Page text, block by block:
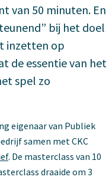
van 50 minuten. En
bij het doel
inzetten op
de essentie van het
spel zo
eigenaar van Publiek
samen met CKC
. De masterclass van 10
draaide om 3